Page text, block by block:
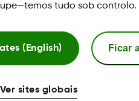
tudo sob controlo.
(English) Ficar
Ver sites globais